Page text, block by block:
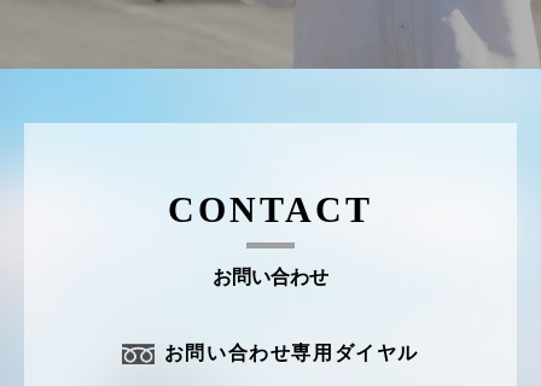
CONTACT
お問い合わせ
お問い合わせ専用ダイヤル